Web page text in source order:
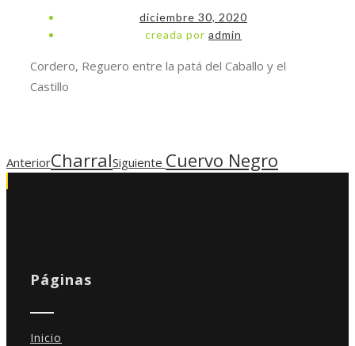
diciembre 30, 2020
creada por admin
Cordero, Reguero entre la patá del Caballo y el
Castillo
AnteriorCharralSiguiente Cuervo Negro
Páginas
Inicio